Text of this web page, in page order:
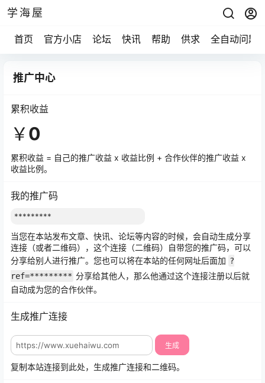
学海屋
首页 官方小店 论坛 快讯 帮助 供求 全自动问题
推广中心
累积收益
￥0
累积收益 = 自己的推广收益 x 收益比例 + 合作伙伴的推广收益 x
收益比例。
我的推广码
当您在本站发布文章、快讯、论坛等内容的时候，会自动生成分享
连接（或者二维码），这个连接（二维码）自带您的推广码，可以
分享给别人进行推广。您也可以将在本站的任何网址后面加 ?
ref=********* 分享给其他人，那么他通过这个连接注册以后就
自动成为您的合作伙伴。
生成推广连接
生成
复制本站连接到此处，生成推广连接和二维码。